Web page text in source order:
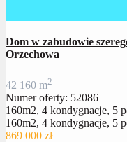
Dom w zabudowie
Orzechowa
42 160 m2
Numer oferty: 52086
160m2, 4 kondygnacje, 5
160m2, 4 kondygnacje, 5
869 000 zł